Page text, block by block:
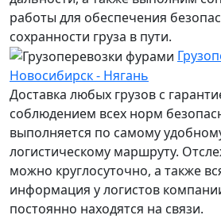
работы для обеспечения
сохранности груза в пути.
Новосибирск - Нягань
Доставка любых грузов с
соблюдением всех норм
выполняется по самому
логистическому маршруту.
можно круглосуточно, а также
информация у логистов
постоянно находятся на связи.